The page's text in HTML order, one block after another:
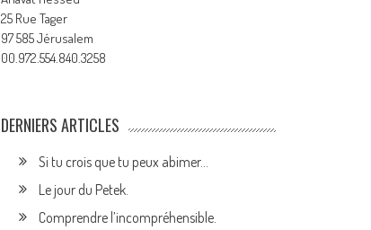
25 Rue Tager
97 585 Jérusalem
00.972.554.840.3258
DERNIERS ARTICLES
Si tu crois que tu peux abimer…
Le jour du Petek.
Comprendre l’incompréhensible.